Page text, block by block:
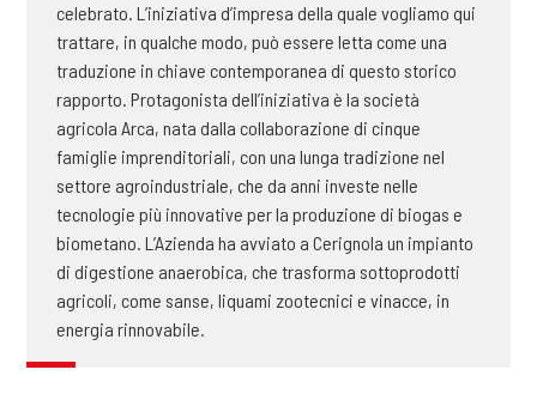
celebrato. L’iniziativa d’impresa della quale vogliamo qui
trattare, in qualche modo, può essere letta come una
traduzione in chiave contemporanea di questo storico
rapporto. Protagonista dell’iniziativa è la società
agricola Arca, nata dalla collaborazione di cinque
famiglie imprenditoriali, con una lunga tradizione nel
settore agroindustriale, che da anni investe nelle
tecnologie più innovative per la produzione di biogas e
biometano. L’Azienda ha avviato a Cerignola un impianto
di digestione anaerobica, che trasforma sottoprodotti
agricoli, come sanse, liquami zootecnici e vinacce, in
energia rinnovabile.